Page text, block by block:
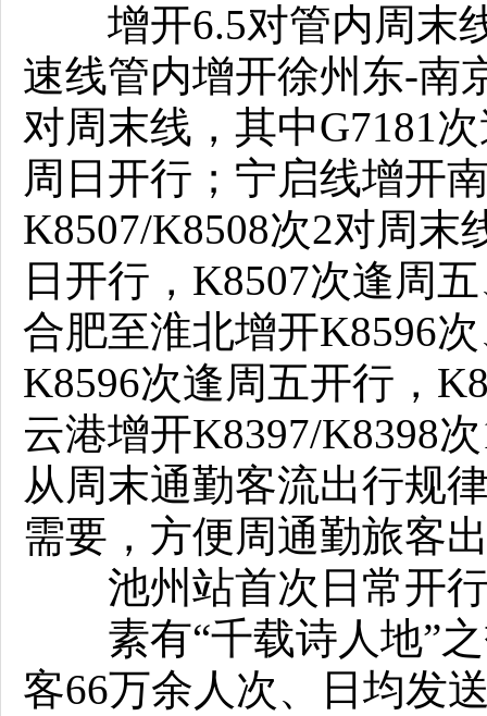
增开6.5对管内周末线
速线管内增开徐州东-南
对周末线，其中G7181
周日开行；宁启线增开
K8507/K8508次2对周末
日开行，K8507次逢周
合肥至淮北增开K8596
K8596次逢周五开行，
云港增开K8397/K8398
从周末通勤客流出行规
需要，方便周通勤旅客
池州站首次日常开行
素有“千载诗人地”之
客66万余人次、日均发